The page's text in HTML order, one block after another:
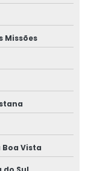
Missões
Vista